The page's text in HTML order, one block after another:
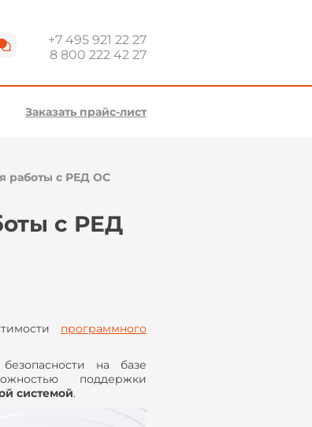
+7 495 921 22 27
8 800 222 42 27
Заказать прайс-лист
работы с РЕД ОС
с РЕД
программного
на базе
поддержки
системой.